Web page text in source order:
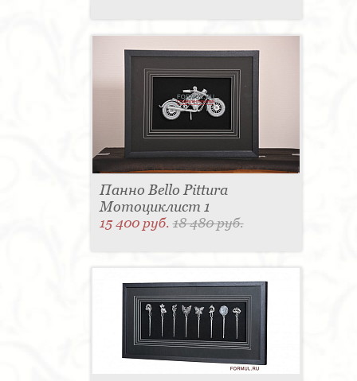
Панно Bello Pittura
Мотоциклист 1
15 400 руб.18 480 руб.